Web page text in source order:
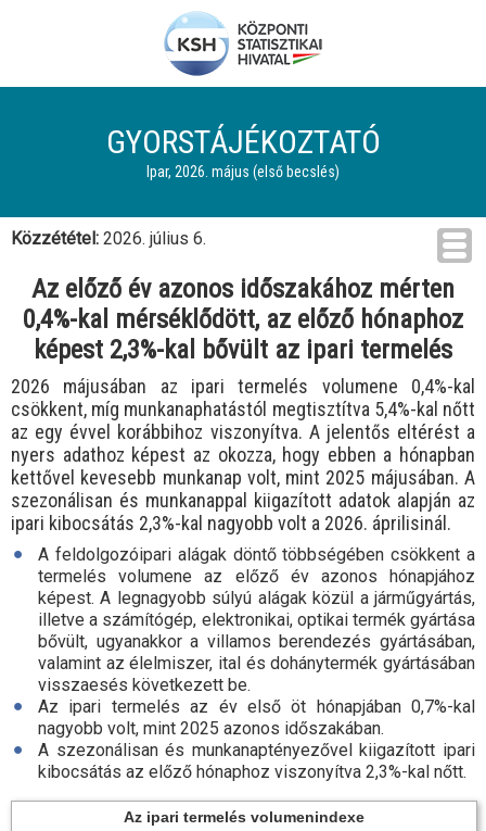
GYORSTÁJÉKOZTATÓ
Ipar, 2026. május (első becslés)
Közzététel: 2026. július 6.
Az előző év azonos időszakához mérten
0,4%-kal mérséklődött, az előző hónaphoz
képest 2,3%-kal bővült az ipari termelés
2026 májusában az ipari termelés volumene 0,4%-kal
csökkent, míg munkanaphatástól megtisztítva 5,4%-kal nőtt
az egy évvel korábbihoz viszonyítva. A jelentős eltérést a
nyers adathoz képest az okozza, hogy ebben a hónapban
kettővel kevesebb munkanap volt, mint 2025 májusában. A
szezonálisan és munkanappal kiigazított adatok alapján az
ipari kibocsátás 2,3%-kal nagyobb volt a 2026. áprilisinál.
A feldolgozóipari alágak döntő többségében csökkent a
termelés volumene az előző év azonos hónapjához
képest. A legnagyobb súlyú alágak közül a járműgyártás,
illetve a számítógép, elektronikai, optikai termék gyártása
bővült, ugyanakkor a villamos berendezés gyártásában,
valamint az élelmiszer, ital és dohánytermék gyártásában
visszaesés következett be.
Az ipari termelés az év első öt hónapjában 0,7%-kal
nagyobb volt, mint 2025 azonos időszakában.
A szezonálisan és munkanaptényezővel kiigazított ipari
kibocsátás az előző hónaphoz viszonyítva 2,3%-kal nőtt.
Az ipari termelés volumenindexe